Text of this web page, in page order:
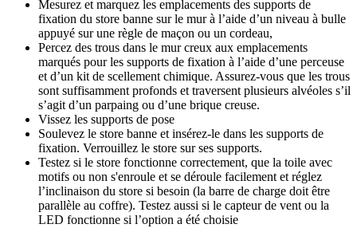
Mesurez et marquez les emplacements des supports de
fixation du store banne sur le mur à l’aide d’un niveau à bulle
appuyé sur une règle de maçon ou un cordeau,
Percez des trous dans le mur creux aux emplacements
marqués pour les supports de fixation à l’aide d’une perceuse
et d’un kit de scellement chimique. Assurez-vous que les trous
sont suffisamment profonds et traversent plusieurs alvéoles s’il
s’agit d’un parpaing ou d’une brique creuse.
Vissez les supports de pose
Soulevez le store banne et insérez-le dans les supports de
fixation. Verrouillez le store sur ses supports.
Testez si le store fonctionne correctement, que la toile avec
motifs ou non s'enroule et se déroule facilement et réglez
l’inclinaison du store si besoin (la barre de charge doit être
parallèle au coffre). Testez aussi si le capteur de vent ou la
LED fonctionne si l’option a été choisie